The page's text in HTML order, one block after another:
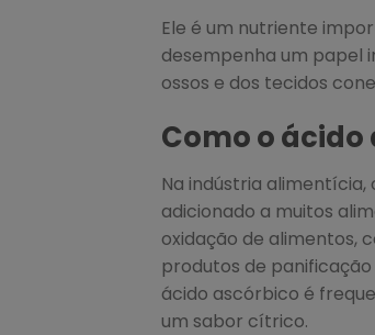
Ele é um nutriente
desempenha um papel
ossos e dos tecidos
Como o
Na indústria
adicionado a muitos
oxidação de alimentos,
produtos de
ácido ascórbico é
um sabor cítrico.